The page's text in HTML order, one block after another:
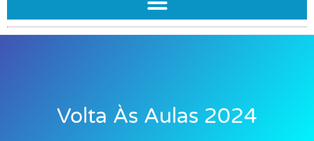
Volta Às Aulas 2024